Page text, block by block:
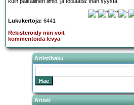
kuin paikallinen ilmiö, ja toisaalta: ihan syystä.
Lukukertoja: 6441
Rekisteröidy niin voit
kommentoida levyä
Artistihaku
Artisti